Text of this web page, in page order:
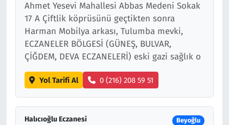
Ahmet Yesevi Mahallesi Abbas Medeni Sokak
17 A Çiftlik köprüsünü geçtikten sonra
Harman Mobilya arkası, Tulumba mevki,
ECZANELER BÖLGESİ (GÜNEŞ, BULVAR,
ÇİĞDEM, DEVA ECZANELERİ) eski gazi sağlık o
Yol Tarifi Al 0 (216) 208 59 51
Halıcıoğlu Eczanesi Beyoğlu